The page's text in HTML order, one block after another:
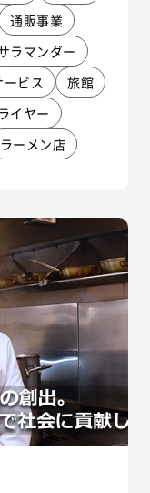
通販事業
ラマンダー
ービス
旅館
イヤー
ラーメン店